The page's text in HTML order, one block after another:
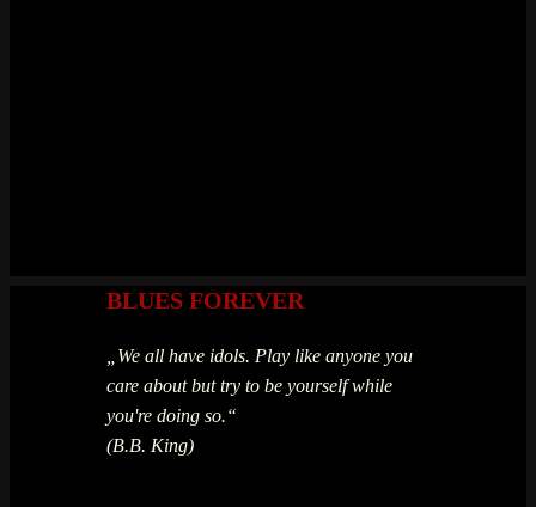
BLUES FOREVER
„We all have idols. Play like anyone you
care about but try to be yourself while
you're doing so.“
(B.B. King)